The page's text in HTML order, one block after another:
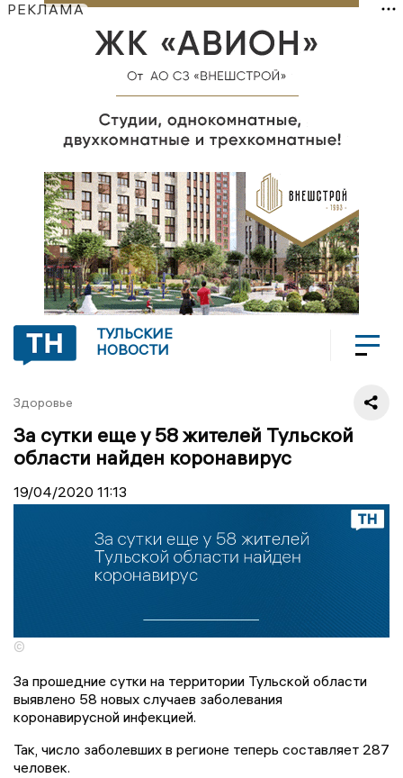
РЕКЛАМА
ТУЛЬСКИЕ
НОВОСТИ
Здоровье
За сутки еще у 58 жителей Тульской
области найден коронавирус
19/04/2020 11:13
©
За прошедние сутки на территории Тульской области
выявлено 58 новых случаев заболевания
коронавирусной инфекцией.
Так, число заболевших в регионе теперь составляет 287
человек.